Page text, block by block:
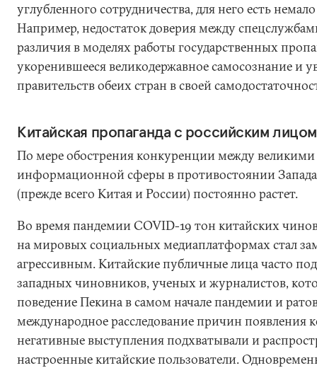
углубленного сотрудничества, для него есть
Например, недостаток доверия между
различия в моделях работы государственных
укоренившееся великодержавное самосознание и
правительств обеих стран в своей
Китайская пропаганда с российским
По мере обострения конкуренции между
информационной сферы в противостоянии
(прежде всего Китая и России) постоянно растет.
Во время пандемии COVID-19 тон китайских
на мировых социальных медиаплатформах стал
агрессивным. Китайские публичные лица часто
западных чиновников, ученых и журналистов,
поведение Пекина в самом начале пандемии и
международное расследование причин появления
негативные выступления подхватывали и
настроенные китайские пользователи.